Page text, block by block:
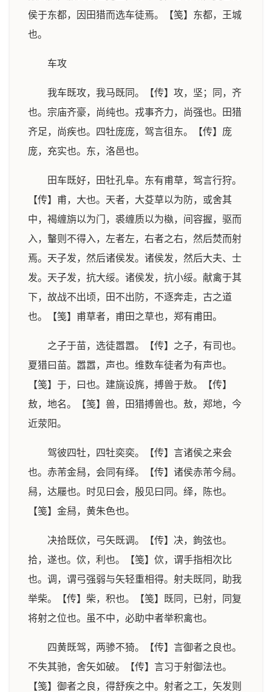
侯于东都，因田猎而选车徒焉。【笺】东都，王城
也。
车攻
我车既攻，我马既同。【传】攻，坚；同，齐
也。宗庙齐豪，尚纯也。戎事齐力，尚强也。田猎
齐足，尚疾也。四牡庞庞，驾言徂东。【传】庞
庞，充实也。东，洛邑也。
田车既好，田牡孔阜。东有甫草，驾言行狩。
【传】甫，大也。天者，大芟草以为防，或舍其
中，褐缠旃以为门，裘缠质以为槸，间容握，驱而
入，轚则不得入，左者左，右者之右，然后焚而射
焉。天子发，然后诸侯发。诸侯发，然后大夫、士
发。天子发，抗大绥。诸侯发，抗小绥。献禽于其
下，故战不出顷，田不出防，不逐奔走，古之道
也。【笺】甫草者，甫田之草也，郑有甫田。
之子于苗，选徒嚣嚣。【传】之子，有司也。
夏猎曰苗。嚣嚣，声也。维数车徒者为有声也。
【笺】于，曰也。建旐设旄，搏兽于敖。【传】
敖，地名。【笺】兽，田猎搏兽也。敖，郑地，今
近荥阳。
驾彼四牡，四牡奕奕。【传】言诸侯之来会
也。赤芾金舄，会同有绎。【传】诸侯赤芾今舄。
舄，达屦也。时见曰会，殷见曰同。绎，陈也。
【笺】金舄，黄朱色也。
决拾既佽，弓矢既调。【传】决，鉤弦也。
拾，遂也。佽，利也。【笺】佽，谓手指相次比
也。调，谓弓强弱与矢轻重相得。射夫既同，助我
举柴。【传】柴，积也。【笺】既同，已射，同复
将射之位也。虽不中，必助中者举积禽也。
四黄既驾，两骖不猗。【传】言御者之良也。
不失其驰，舍矢如破。【传】言习于射御法也。
【笺】御者之良，得舒疾之中。射者之工，矢发则